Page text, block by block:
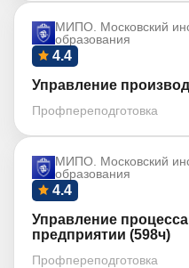
МИПО. Московский
образования
4.4
Управление
Профпереподготовка
МИПО. Московский
образования
4.4
Управление
предприятии (598ч)
Профпереподготовка